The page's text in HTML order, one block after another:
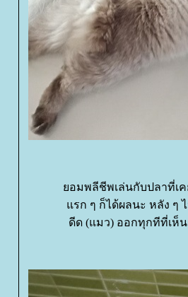
อมพลีชีพเล่นกับปลาที่เค
รก ๆ ก็ได้ผลนะ หลัง ๆ
ดีด (แมว) ออกทุกทีที่เห็